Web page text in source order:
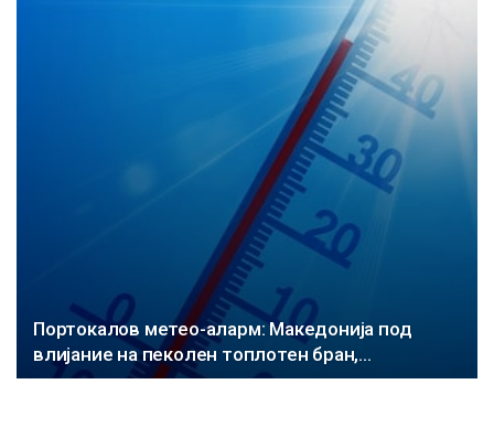
Портокалов метео-аларм: Македонија под
влијание на пеколен топлотен бран,…